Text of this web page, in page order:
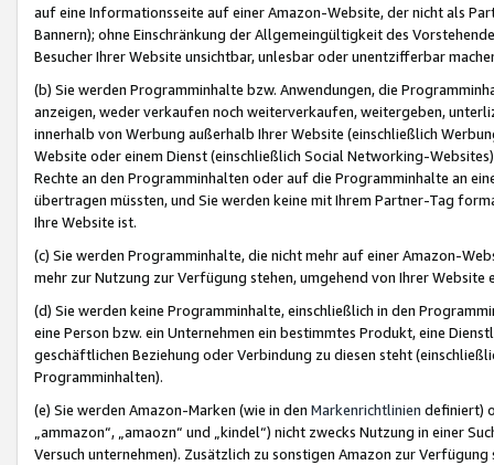
auf eine Informationsseite auf einer Amazon-Website, der nicht als
Bannern); ohne Einschränkung der Allgemeingültigkeit des
Besucher Ihrer Website unsichtbar, unlesbar oder unentzifferbar
(b) Sie werden Programminhalte bzw. Anwendungen, die
anzeigen, weder verkaufen noch weiterverkaufen, weitergeben,
innerhalb von Werbung außerhalb Ihrer Website (einschließlich
Website oder einem Dienst (einschließlich Social Networking-
Rechte an den Programminhalten oder auf die Programminhalte an
übertragen müssten, und Sie werden keine mit Ihrem Partner-Tag
Ihre Website ist.
(c) Sie werden Programminhalte, die nicht mehr auf einer Amazon-
mehr zur Nutzung zur Verfügung stehen, umgehend von Ihrer
(d) Sie werden keine Programminhalte, einschließlich in den
eine Person bzw. ein Unternehmen ein bestimmtes Produkt, eine
geschäftlichen Beziehung oder Verbindung zu diesen steht
Programminhalten).
(e) Sie werden Amazon-Marken (wie in den Markenrichtlinien definiert)
„ammazon“, „amaozn“ und „kindel“) nicht zwecks Nutzung in einer
Versuch unternehmen). Zusätzlich zu sonstigen Amazon zur